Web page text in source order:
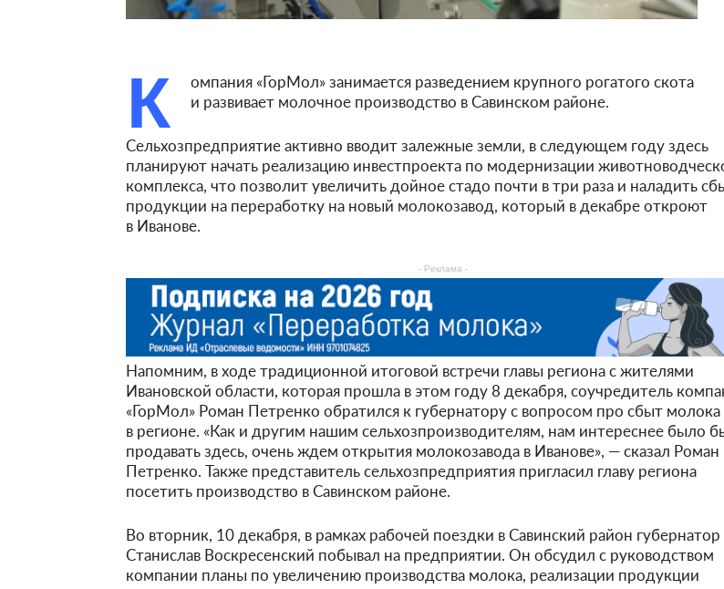
К
омпания «ГорМол» занимается разведением крупного рогатого скота
и развивает молочное производство в Савинском районе.
Сельхозпредприятие активно вводит залежные земли, в следующем году здесь
планируют начать реализацию инвестпроекта по модернизации
комплекса, что позволит увеличить дойное стадо почти в три раза и наладить
продукции на переработку на новый молокозавод, который в декабре откроют
в Иванове.
- Реклама -
Напомним, в ходе традиционной итоговой встречи главы региона с жителями
Ивановской области, которая прошла в этом году 8 декабря, соучредитель
«ГорМол» Роман Петренко обратился к губернатору с вопросом про сбыт молока
в регионе. «Как и другим нашим сельхозпроизводителям, нам интереснее было
продавать здесь, очень ждем открытия молокозавода в Иванове», — сказал Роман
Петренко. Также представитель сельхозпредприятия пригласил главу региона
посетить производство в Савинском районе.
Во вторник, 10 декабря, в рамках рабочей поездки в Савинский район губернатор
Станислав Воскресенский побывал на предприятии. Он обсудил с руководством
компании планы по увеличению производства молока, реализации продукции